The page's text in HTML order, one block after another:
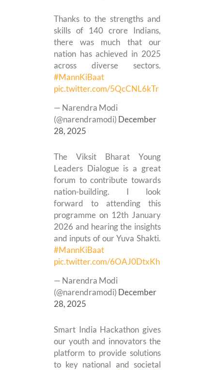
Thanks to the strengths and
skills of 140 crore Indians,
there was much that our
nation has achieved in 2025
across diverse sectors.
#MannKiBaat
pic.twitter.com/5QcCNL6kTr
— Narendra Modi
(@narendramodi) December
28, 2025
The Viksit Bharat Young
Leaders Dialogue is a great
forum to contribute towards
nation-building. I look
forward to attending this
programme on 12th January
2026 and hearing the insights
and inputs of our Yuva Shakti.
#MannKiBaat
pic.twitter.com/6OAJ0DtxKh
— Narendra Modi
(@narendramodi) December
28, 2025
Smart India Hackathon gives
our youth and innovators the
platform to provide solutions
to key national and societal